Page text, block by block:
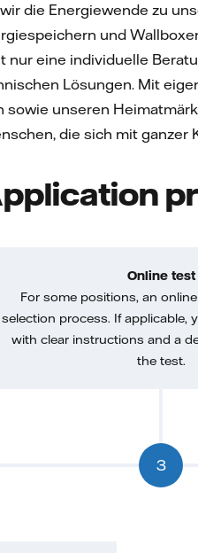
die Energiewende zu
und
eine individuelle
Lösungen. Mit
unseren
die sich mit
3
Online test
For some positions, an
selection process. If applicable,
with clear instructions and a
the test.